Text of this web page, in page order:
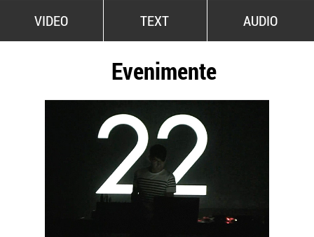
VIDEO TEXT AUDIO
Evenimente